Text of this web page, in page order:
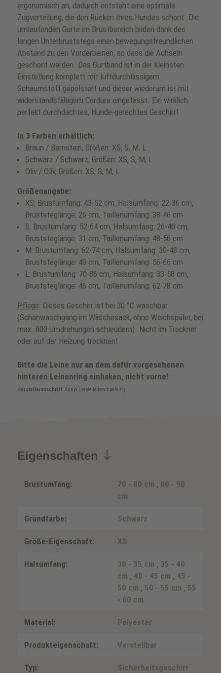
ergonomisch an, dadurch entsteht eine optimale
Zugverteilung, die den Rücken Ihres Hundes schont. Die
umlaufenden Gurte im Brustbereich bilden dank des
langen Unterbruststegs einen bewegungsfreundlichen
Abstand zu den Vorderbeinen, so dass die Achseln
geschont werden. Das Gurtband ist in der kleinsten
Einstellung komplett mit luftdurchlässigem
Schaumstoff gepolstert und dieser wiederum ist mit
widerstandsfähigem Cordura eingefasst. Ein wirklich
perfekt durchdachtes, Hunde-gerechtes Geschirr!
In 3 Farben erhältlich:
Braun / Bernstein, Größen: XS, S, M, L
Schwarz / Schwarz, Größen: XS, S, M, L
Oliv / Oliv, Größen: XS, S, M, L
Größenangabe:
XS: Brustumfang: 43-52 cm, Halsumfang: 22-36 cm,
Bruststeglänge: 26 cm, Taillenumfang: 38-46 cm
S: Brustumfang: 52-64 cm, Halsumfang: 26-40 cm,
Bruststeglänge: 31 cm, Taillenumfang: 48-56 cm
M: Brustumfang: 62-74 cm, Halsumfang: 30-48 cm,
Bruststeglänge: 40 cm, Taillenumfang: 56-66 cm
L: Brustumfang: 70-86 cm, Halsumfang: 33-58 cm,
Bruststeglänge: 46 cm, Taillenumfang: 62-78 cm
Pflege: Dieses Geschirr ist bei 30 °C waschbar
(Schonwaschgang im Wäschesack, ohne Weichspüler, bei
max. 800 Umdrehungen schleudern). Nicht im Trockner
oder auf der Heizung trocknen!
Bitte die Leine nur an dem dafür vorgesehenen
hinteren Leinenring einhaken, nicht vorne!
Herstelleranschrift: Annyx Herstellerbeschreibung
Eigenschaften
Brustumfang: 70 - 80 cm , 80 - 90
cm
Grundfarbe: Schwarz
Größe-Eigenschaft: XS
Halsumfang: 30 - 35 cm , 35 - 40
cm , 40 - 45 cm , 45 -
50 cm , 50 - 55 cm , 55
- 60 cm
Material: Polyester
Produkteigenschaft: Verstellbar
Typ: Sicherheitsgeschirr